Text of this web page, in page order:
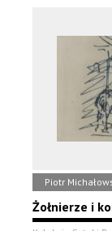
Piotr
Żołnierze i